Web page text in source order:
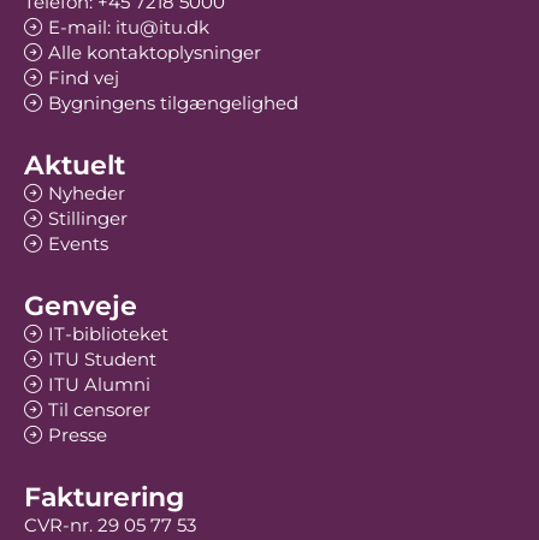
E-mail: itu@itu.dk
Alle kontaktoplysninger
Find vej
Bygningens tilgængelighed
Aktuelt
Nyheder
Stillinger
Events
Genveje
IT-biblioteket
ITU Student
ITU Alumni
Til censorer
Presse
Fakturering
CVR-nr. 29 05 77 53